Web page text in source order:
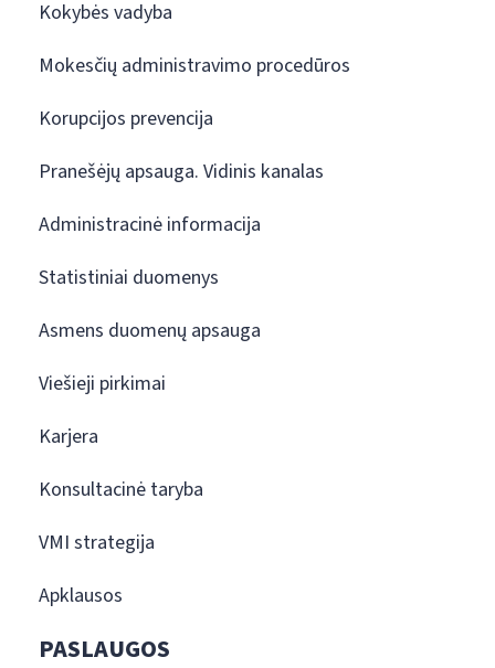
Kokybės vadyba
Mokesčių administravimo procedūros
Korupcijos prevencija
Pranešėjų apsauga. Vidinis kanalas
Administracinė informacija
Statistiniai duomenys
Asmens duomenų apsauga
Viešieji pirkimai
Karjera
Konsultacinė taryba
VMI strategija
Apklausos
PASLAUGOS